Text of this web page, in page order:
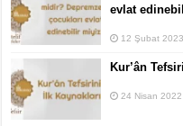
evlat
12 Şubat 2023
Kur’ân
24 Nisan 2022